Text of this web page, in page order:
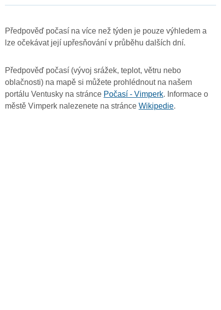
Předpověď počasí na více než týden je pouze výhledem a
lze očekávat její upřesňování v průběhu dalších dní.
Předpověď počasí (vývoj srážek, teplot, větru nebo
oblačnosti) na mapě si můžete prohlédnout na našem
portálu Ventusky na stránce Počasí - Vimperk. Informace o
městě Vimperk nalezenete na stránce Wikipedie.